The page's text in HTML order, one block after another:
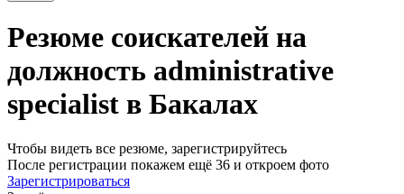
Резюме соискателей на
должность administrative
specialist в Бакалах
Чтобы видеть все резюме, зарегистрируйтесь
После регистрации покажем ещё 36 и откроем фото
Зарегистрироваться